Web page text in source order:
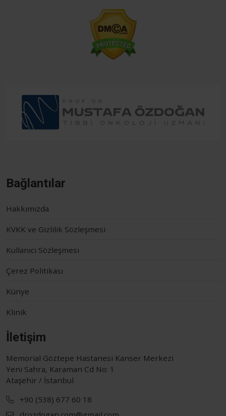
Bağlantılar
Hakkımızda
KVKK ve Gizlilik Sözleşmesi
Kullanıcı Sözleşmesi
Çerez Politikası
Künye
Klinik
İletişim
Memorial Göztepe Hastanesi Kanser Merkezi
Yeni Sahra, Karaman Cd No: 1
Ataşehir / İstanbul
+90 (538) 677 60 18